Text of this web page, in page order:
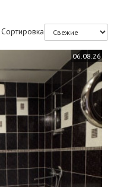
Сортировка
06.08.26